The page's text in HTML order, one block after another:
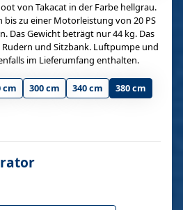
von Takacat in der Farbe hellgrau.
bis zu einer Motorleistung von 20 PS
Das Gewicht beträgt nur 44 kg. Das
und Sitzbank. Luftpumpe und
im Lieferumfang enthalten.
cm 300 cm 340 cm
380 cm